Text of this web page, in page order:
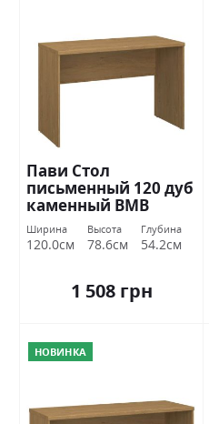
Пави Стол
письменный 120 дуб
каменный ВМВ
Холдинг
Ширина
120.0см
Высота
78.6см
Глубина
54.2см
1 508 грн
НОВИНКА